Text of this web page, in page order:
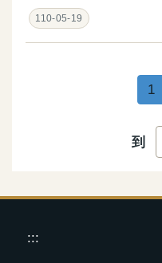
110-05-19
1
到
:::